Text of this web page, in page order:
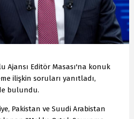
Ajansı Editör Masası'na konuk
ilişkin soruları yanıtladı,
bulundu.
Pakistan ve Suudi Arabistan